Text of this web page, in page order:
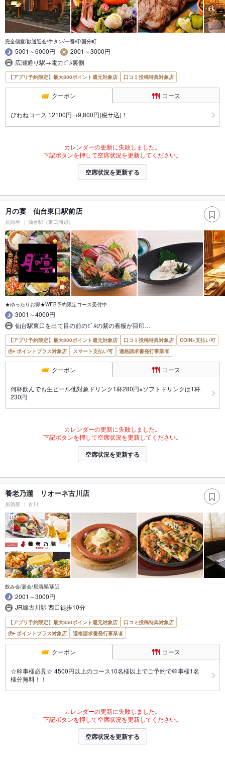
完全個室/歓送迎会/牛タン/一番町/国分町
5001～6000円
2001～3000円
広瀬通り駅→電力ﾋﾞﾙ裏側
【アプリ予約限定】最大800ポイント還元対象店 口コミ投稿特典対象店
クーポン コース
びわねコース 12100円→9,800円(税サ込)！
カレンダーの更新に失敗しました。
下記ボタンを押して空席状況を更新してください。
空席状況を更新する
月の宴 仙台東口駅前店
居酒屋 仙台駅（東口周辺）
★ゆったりお得★WEB予約限定コース受付中
3001～4000円
仙台駅東口を出て目の前のﾋﾞﾙの紫の看板が目印…
【アプリ予約限定】最大800ポイント還元対象店 口コミ投稿特典対象店
COIN+支払い可
ポイントプラス対象店
スマート支払い可 適格請求書発行事業者
クーポン コース
何杯飲んでも生ビール他対象ドリンク1杯280円※ソフトドリンクは1杯
230円
カレンダーの更新に失敗しました。
下記ボタンを押して空席状況を更新してください。
空席状況を更新する
養老乃瀧 リオーネ古川店
居酒屋 古川
飲み会/宴会/居酒屋/駅近
2001～3000円
JR線古川駅 西口徒歩10分
【アプリ予約限定】最大350ポイント還元対象店
口コミ投稿特典対象店
ポイントプラス対象店
適格請求書発行事業者
クーポン コース
☆幹事様必見☆ 4500円以上のコース10名様以上でご予約で幹事様1名
様分無料！！
カレンダーの更新に失敗しました。
下記ボタンを押して空席状況を更新してください。
空席状況を更新する